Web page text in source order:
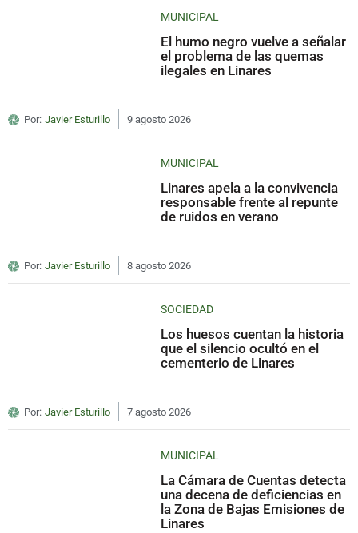
MUNICIPAL
El humo negro vuelve a señalar
el problema de las quemas
ilegales en Linares
Por: Javier Esturillo 9 agosto 2026
MUNICIPAL
Linares apela a la convivencia
responsable frente al repunte
de ruidos en verano
Por: Javier Esturillo 8 agosto 2026
SOCIEDAD
Los huesos cuentan la historia
que el silencio ocultó en el
cementerio de Linares
Por: Javier Esturillo 7 agosto 2026
MUNICIPAL
La Cámara de Cuentas detecta
una decena de deficiencias en
la Zona de Bajas Emisiones de
Linares